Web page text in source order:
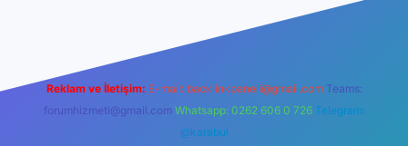
Reklam ve İletişim: E-mail: backlinkpaneli@gmail.com Teams:
forumhizmeti@gmail.com Whatsapp: 0262 606 0 726 Telegram:
@karabul